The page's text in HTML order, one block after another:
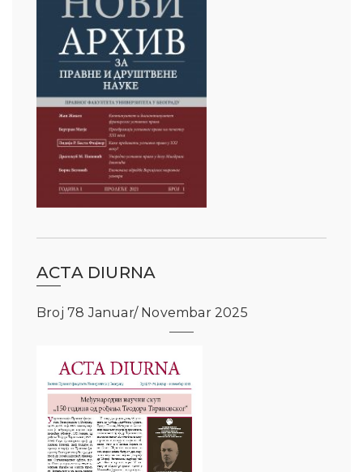
ACTA DIURNA
Broj 78 Januar/ Novembar 2025